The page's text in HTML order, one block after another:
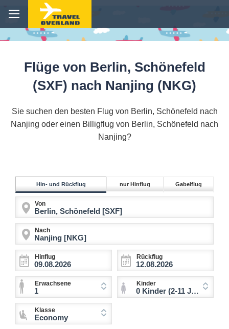
Flüge von Berlin, Schönefeld
(SXF) nach Nanjing (NKG)
Sie suchen den besten Flug von Berlin, Schönefeld nach
Nanjing oder einen Billigflug von Berlin, Schönefeld nach
Nanjing?
Hin- und Rückflug nur Hinflug Gabelflug
Von
Nach
Hinflug Rückflug
Erwachsene
1
Kinder
0 Kinder (2-11 Jahre)
Klasse
Economy